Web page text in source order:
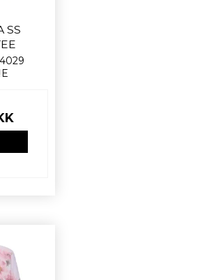
SS